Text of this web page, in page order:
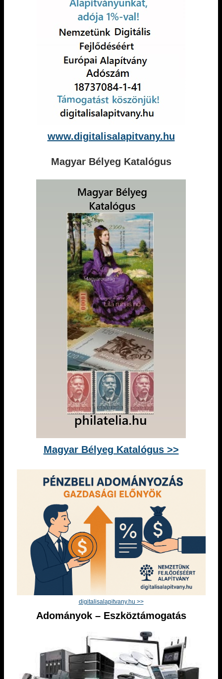
www.digitalisalapitvany.hu
Magyar Bélyeg Katalógus
Magyar Bélyeg Katalógus >>
digitalisalapitvany.hu >>
Adományok – Eszköztámogatás